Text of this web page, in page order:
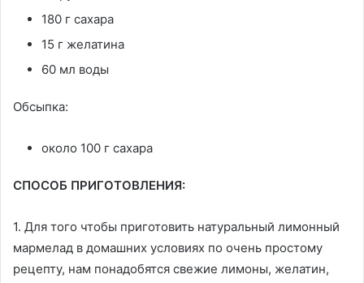
180 г сахара
15 г желатина
60 мл воды
Обсыпка:
около 100 г сахара
СПОСОБ ПРИГОТОВЛЕНИЯ:
1. Для того чтобы приготовить натуральный лимонный
мармелад в домашних условиях по очень простому
рецепту, нам понадобятся свежие лимоны, желатин,